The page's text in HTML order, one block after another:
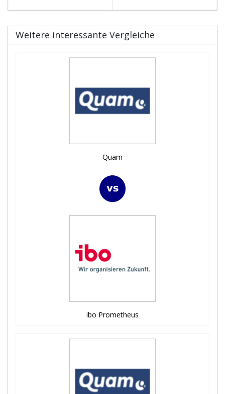
Weitere interessante Vergleiche
Quam
ibo Prometheus